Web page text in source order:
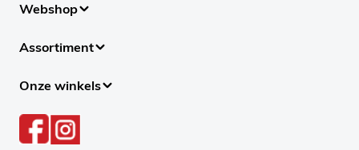
Webshop
Assortiment
Onze winkels